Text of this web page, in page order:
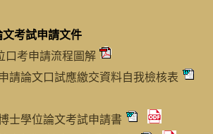
文考試申請文件
口考申請流程圖解
請論文口試應繳交資料自我檢核表
士學位論文考試申請書